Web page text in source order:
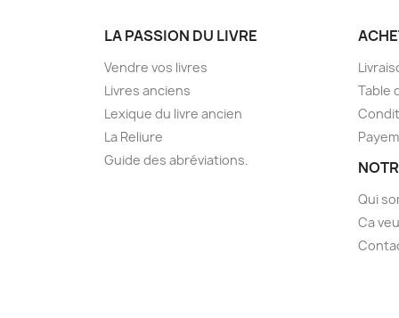
LA PASSION DU LIVRE
Vendre vos livres
Livres anciens
Lexique du livre ancien
La Reliure
Guide des abréviations.
Table
Qui
Ca